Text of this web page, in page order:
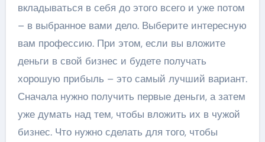
вкладываться в себя до этого всего и уже потом
– в выбранное вами дело. Выберите интересную
вам профессию. При этом, если вы вложите
деньги в свой бизнес и будете получать
хорошую прибыль – это самый лучший вариант.
Сначала нужно получить первые деньги, а затем
уже думать над тем, чтобы вложить их в чужой
бизнес. Что нужно сделать для того, чтобы